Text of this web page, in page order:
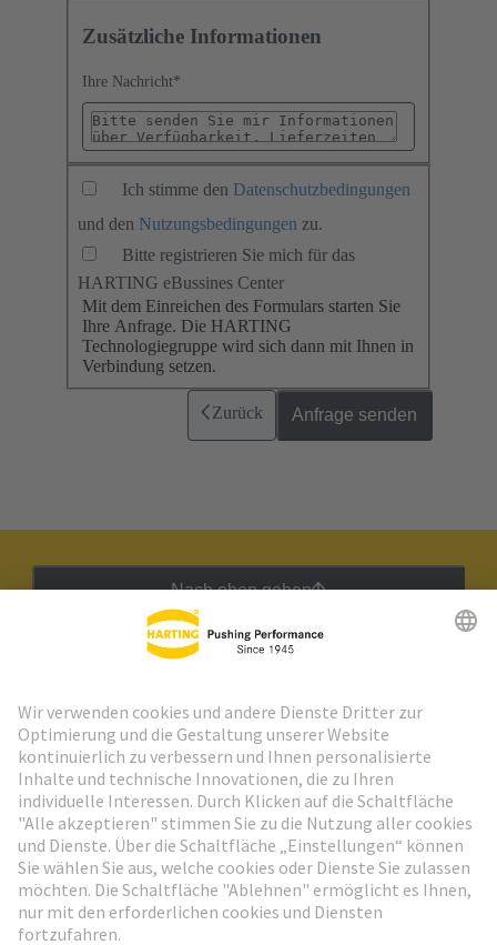
Zusätzliche Informationen
Ihre Nachricht*
Ich stimme den Datenschutzbedingungen
und den Nutzungsbedingungen zu.
Bitte registrieren Sie mich für das
HARTING eBussines Center
Mit dem Einreichen des Formulars starten Sie
Ihre Anfrage. Die HARTING
Technologiegruppe wird sich dann mit Ihnen in
Verbindung setzen.
Zurück Anfrage senden
Nach oben gehen
Weiter zur Anmeldung
Social Media